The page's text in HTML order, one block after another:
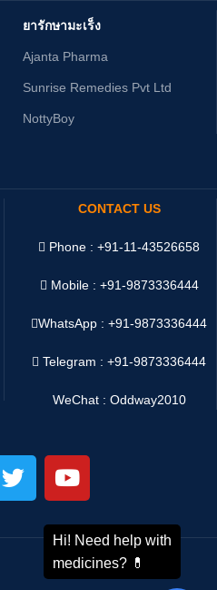
ยารักษามะเร็ง
Ajanta Pharma
Sunrise Remedies Pvt Ltd
NottyBoy
CONTACT US
Phone : +91-11-43526658
Mobile : +91-9873336444
WhatsApp :+91-9873336444
Telegram : +91-9873336444
WeChat : Oddway2010
Shipping System: